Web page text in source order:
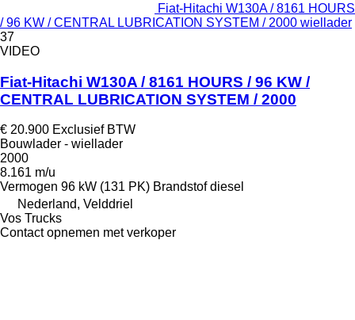
Fiat-Hitachi W130A / 8161 HOURS
/ 96 KW / CENTRAL LUBRICATION SYSTEM / 2000 wiellader
37
VIDEO
Fiat-Hitachi W130A / 8161 HOURS / 96 KW /
CENTRAL LUBRICATION SYSTEM / 2000
€ 20.900 Exclusief BTW
Bouwlader - wiellader
2000
8.161 m/u
Vermogen 96 kW (131 PK) Brandstof diesel
Nederland, Velddriel
Vos Trucks
Contact opnemen met verkoper